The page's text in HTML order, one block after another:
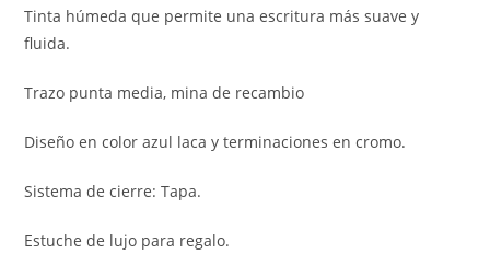
Tinta húmeda que permite una escritura más suave y
fluida.
Trazo punta media, mina de recambio
Diseño en color azul laca y terminaciones en cromo.
Sistema de cierre: Tapa.
Estuche de lujo para regalo.